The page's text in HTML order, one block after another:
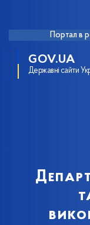
Портал в
GOV.UA
Державні сайти